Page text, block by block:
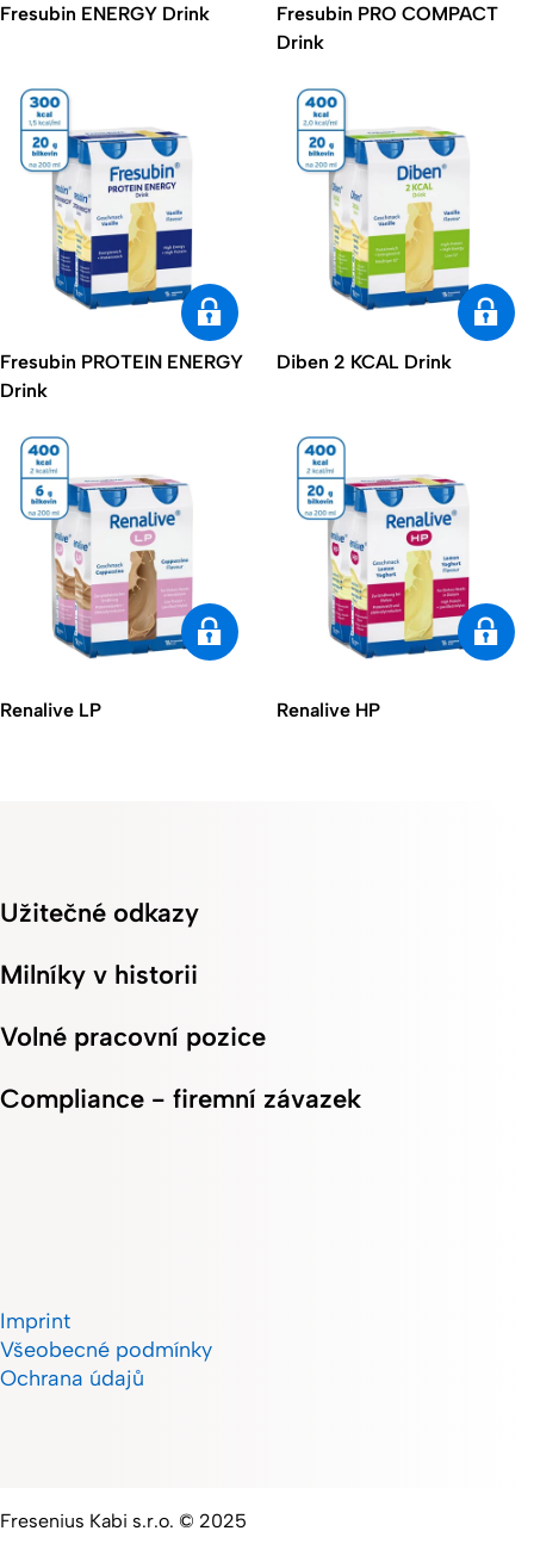
Fresubin ENERGY Drink
Fresubin PRO COMPACT
Drink
Fresubin PROTEIN ENERGY
Drink
Diben 2 KCAL Drink
Renalive LP Renalive HP
Užitečné odkazy
Milníky v historii
Volné pracovní pozice
Compliance - firemní závazek
Imprint
Všeobecné podmínky
Ochrana údajů
Fresenius Kabi s.r.o. © 2025